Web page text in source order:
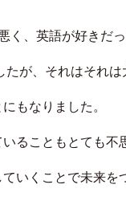
、英語が好きだ
が、それはそれは
もなりました。
ることもとても不
いくことで未来を